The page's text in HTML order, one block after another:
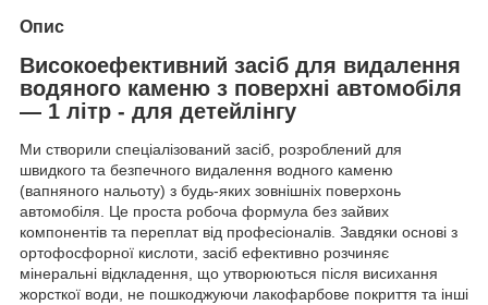
Опис
Високоефективний засіб для видалення
водяного каменю з поверхні автомобіля
— 1 літр - для детейлінгу
Ми створили спеціалізований засіб, розроблений для
швидкого та безпечного видалення водного каменю
(вапняного нальоту) з будь-яких зовнішніх поверхонь
автомобіля. Це проста робоча формула без зайвих
компонентів та переплат від професіоналів. Завдяки основі з
ортофосфорної кислоти, засіб ефективно розчиняє
мінеральні відкладення, що утворюються після висихання
жорсткої води, не пошкоджуючи лакофарбове покриття та інші